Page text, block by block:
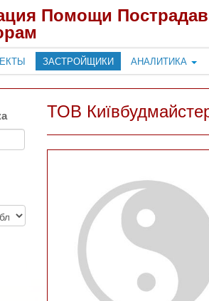
Помощи
ЗАСТРОЙЩИКИ АНАЛИТИКА
ТОВ